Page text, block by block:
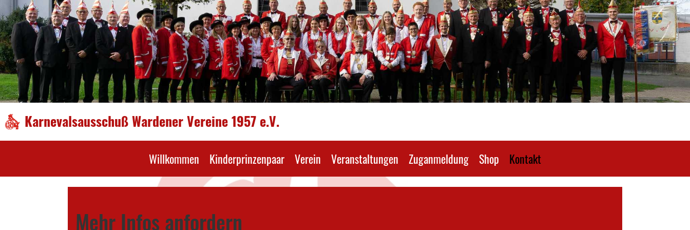
Karnevalsausschuß Wardener Vereine 1957 e.V.
Willkommen Kinderprinzenpaar Verein Veranstaltungen Zuganmeldung Shop Kontakt
Mehr Infos anfordern